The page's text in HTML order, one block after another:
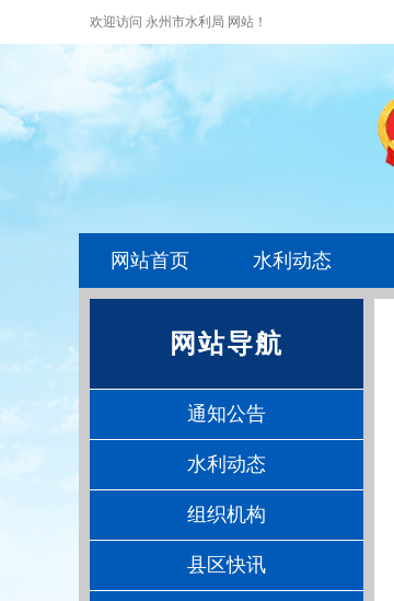
欢迎访问 永州市水利局 网站！
网站首页 水利动态
网站导航
通知公告
水利动态
组织机构
县区快讯